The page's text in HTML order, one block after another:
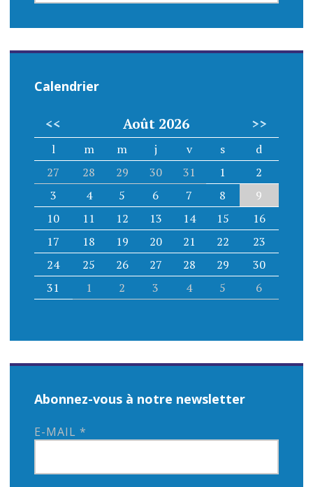
Calendrier
<< Août 2026 >>
l m m j v s
d
27
28 29 30 31 1
2
3
4 5 6 7 8
9
10
11 12 13 14 15
16
17
18 19 20 21 22
23
24
25 26 27 28 29
30
31
1 2 3 4 5 6
Abonnez-vous à notre newsletter
E-MAIL *